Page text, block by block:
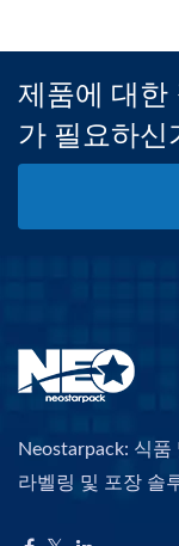
제품에 대한
가 필요하신
Neostarpack: 식품
라벨링 및 포장 솔